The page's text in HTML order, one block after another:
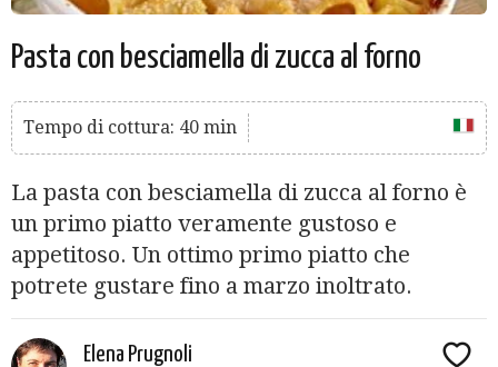
Pasta con besciamella di zucca al forno
Tempo di cottura: 40 min
La pasta con besciamella di zucca al forno è
un primo piatto veramente gustoso e
appetitoso. Un ottimo primo piatto che
potrete gustare fino a marzo inoltrato.
Elena Prugnoli